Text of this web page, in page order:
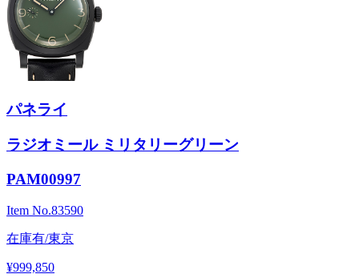
パネライ
ラジオミール ミリタリーグリーン
PAM00997
Item No.83590
在庫有/東京
¥999,850